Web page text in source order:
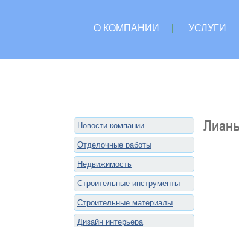
О КОМПАНИИ УСЛУГИ
Новости компании
Отделочные работы
Недвижимость
Строительные инструменты
Строительные материалы
Дизайн интерьера